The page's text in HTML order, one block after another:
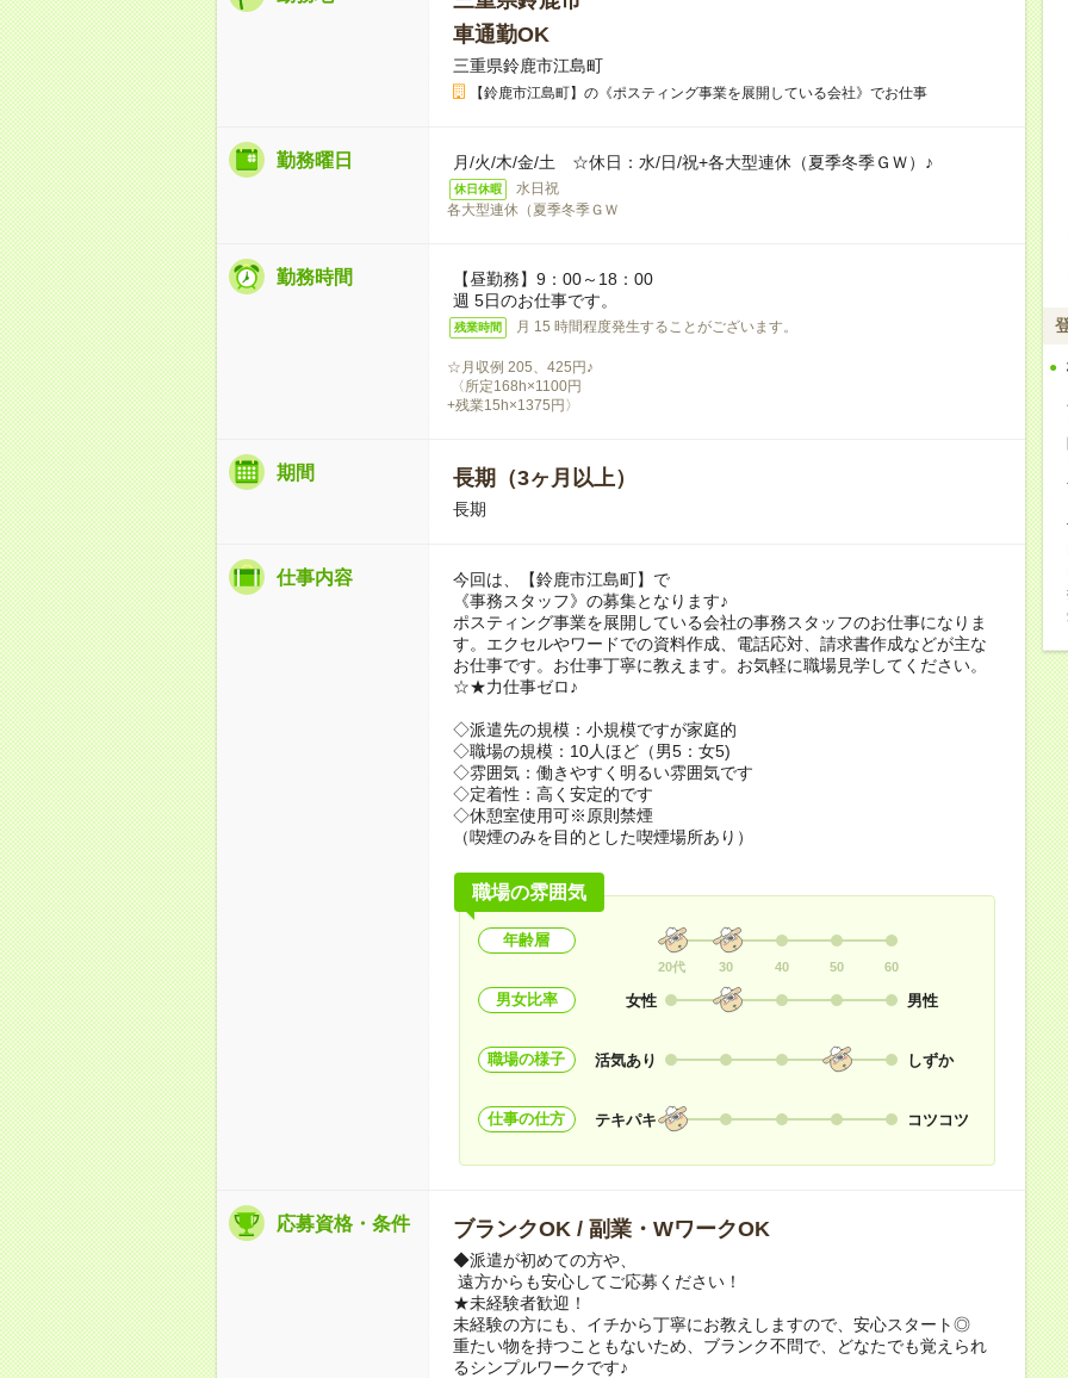
車通勤OK
三重県鈴鹿市江島町
【鈴鹿市江島町】の《ポスティング事業を展開している会社》でお仕事
勤務曜日 月/火/木/金/土 ☆休日：水/日/祝+各大型連休（夏季冬季ＧＷ）♪
休日休暇
水日祝
各大型連休（夏季冬季ＧＷ
勤務時間
【昼勤務】9：00～18：00
週 5日のお仕事です。
残業時間 月 15 時間程度発生することがございます。
☆月収例 205、425円♪
〈所定168h×1100円
+残業15h×1375円〉
期間 長期（3ヶ月以上）
長期
仕事内容
今回は、【鈴鹿市江島町】で
《事務スタッフ》の募集となります♪
ポスティング事業を展開している会社の事務スタッフのお仕事になりま
す。エクセルやワードでの資料作成、電話応対、請求書作成などが主な
お仕事です。お仕事丁寧に教えます。お気軽に職場見学してください。
☆★力仕事ゼロ♪
◇派遣先の規模：小規模ですが家庭的
◇職場の規模：10人ほど（男5：女5)
◇雰囲気：働きやすく明るい雰囲気です
◇定着性：高く安定的です
◇休憩室使用可※原則禁煙
（喫煙のみを目的とした喫煙場所あり）
職場の雰囲気
年齢層
20代 30 40 50 60
男女比率 女性 男性
職場の様子 活気あり しずか
仕事の仕方 テキパキ コツコツ
応募資格・条件 ブランクOK / 副業・WワークOK
◆派遣が初めての方や、
遠方からも安心してご応募ください！
★未経験者歓迎！
未経験の方にも、イチから丁寧にお教えしますので、安心スタート◎
重たい物を持つこともないため、ブランク不問で、どなたでも覚えられ
るシンプルワークです♪